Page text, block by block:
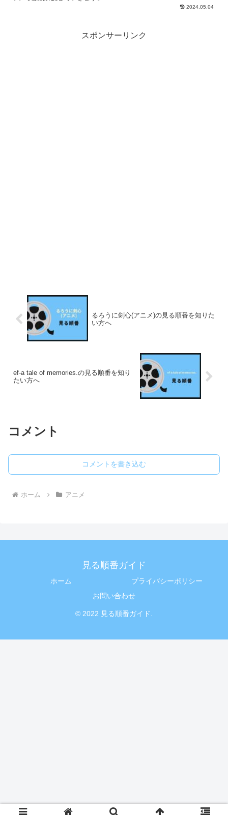
2024.05.04
スポンサーリンク
るろうに剣心(アニメ)の見る順番を知りた
い方へ
ef-a tale of memories.の見る順番を知り
たい方へ
コメント
コメントを書き込む
ホーム アニメ
見る順番ガイド
ホーム
プライバシーポリシー
お問い合わせ
© 2022 見る順番ガイド.